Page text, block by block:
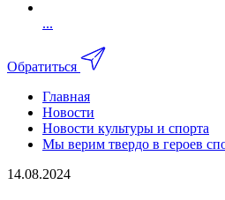
...
Обратиться
Главная
Новости
Новости культуры и спорта
Мы верим твердо в героев
14.08.2024